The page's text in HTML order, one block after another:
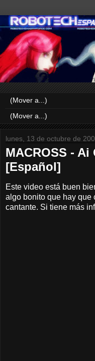
lunes, 13 de octubre de
MACROSS -
[Español]
Este video está buen
algo bonito que hay que
cantante. Si tiene más